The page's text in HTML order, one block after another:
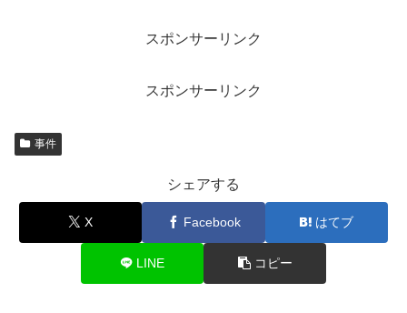
スポンサーリンク
スポンサーリンク
事件
シェアする
X Facebook はてブ
LINE コピー